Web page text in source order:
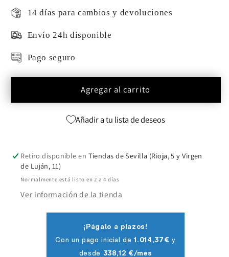
14 días para cambios y devoluciones
Envío 24h disponible
Pago seguro
Agregar al carrito
Añadir a tu lista de deseos
Retiro disponible en Tiendas de Sevilla (Rioja, 5 y Virgen
de Luján, 11)
Normalmente está listo en 2 a 4 días
Ver información de la tienda